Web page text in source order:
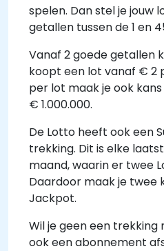
spelen. Dan stel je jouw
getallen tussen de 1 en
Vanaf 2 goede getallen
koopt een lot vanaf € 2
per lot maak je ook
€ 1.000.000.
De Lotto heeft ook een
trekking. Dit is elke
maand, waarin er twee
Daardoor maak je twee
Jackpot.
Wil je geen een trekking
ook een abonnement